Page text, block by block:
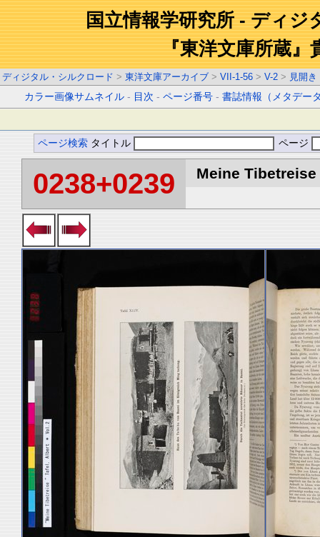
国立情報学研究所 - ディジ
『東洋文庫所蔵』
ディジタル・シルクロード > 東洋文庫アーカイブ > VII-1-56 > V-2 > 見開き
カラー画像サムネイル - 目次 -ページ番号 -書誌情報（メタデー
ページ検索 タイトル ページ
0238+0239 Meine